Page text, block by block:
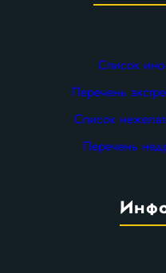
Список
Перечень
Список
Перечень